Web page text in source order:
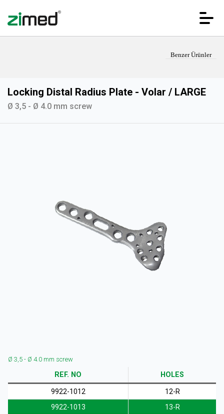
ANA SAYFA
Benzer Ürünler
Locking Distal Radius Plate - Volar / LARGE
Ø 3,5 - Ø 4.0 mm screw
Ø 3,5 - Ø 4.0 mm screw
REF. NO HOLES
9922-1012
12-R
9922-1013
13-R